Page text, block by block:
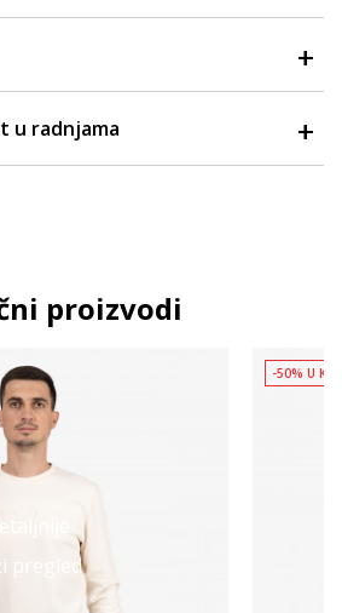
u radnjama
proizvodi
pregled
-50% U